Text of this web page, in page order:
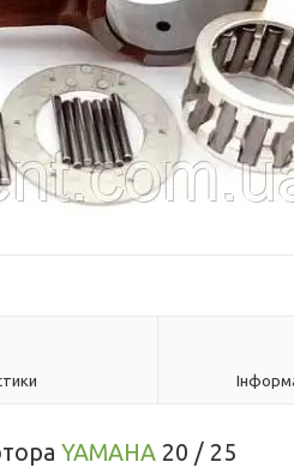
YAMAHA20 / 25